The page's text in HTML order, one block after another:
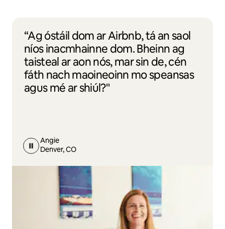
“Ag óstáil dom ar Airbnb, tá an saol
níos inacmhainne dom. Bheinn ag
taisteal ar aon nós, mar sin de, cén
fáth nach maoineoinn mo speansas
agus mé ar shiúl?"
Angie
Denver, CO